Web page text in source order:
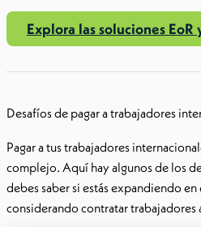
Explora las soluciones EoR
Desafíos de pagar a trabajadores
Pagar a tus trabajadores
complejo. Aquí hay algunos de los
debes saber si estás expandiendo
considerando contratar trabajadores